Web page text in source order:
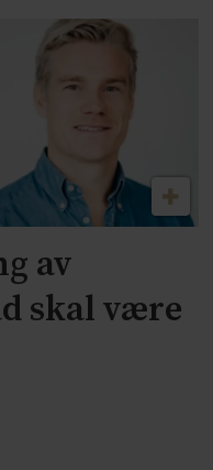
av
skal være